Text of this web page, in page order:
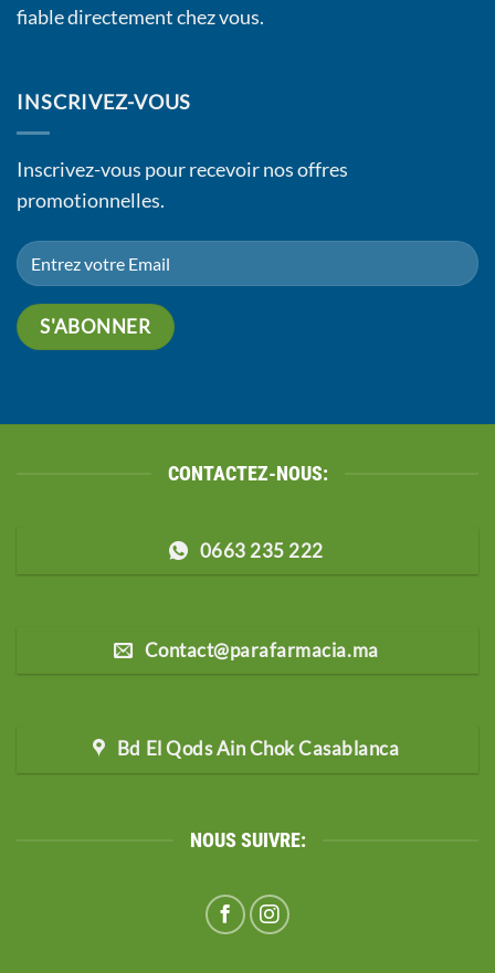
fiable directement chez vous.
INSCRIVEZ-VOUS
Inscrivez-vous pour recevoir nos offres
promotionnelles.
CONTACTEZ-NOUS:
0663 235 222
Contact@parafarmacia.ma
Bd El Qods Ain Chok Casablanca
NOUS SUIVRE: